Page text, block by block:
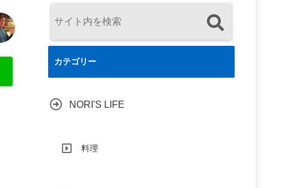
カテゴリー
NORI'S LIFE
料理